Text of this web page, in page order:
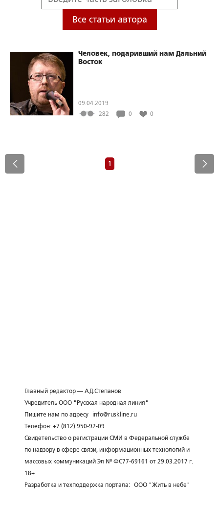
Все статьи автора
Человек, подаривший нам Дальний
Восток
09.04.2019
282
0 0
1
Главный редактор — А.Д.Степанов
Учредитель ООО "Русская народная линия"
Пишите нам по адресу
info@ruskline.ru
Телефон: +7 (812) 950-92-09
Свидетельство о регистрации СМИ в Федеральной службе
по надзору в сфере связи, информационных технологий и
массовых коммуникаций Эл № ФС77-69161 от 29.03.2017 г.
18+
Разработка и техподдержка портала: ООО "Жить в небе"